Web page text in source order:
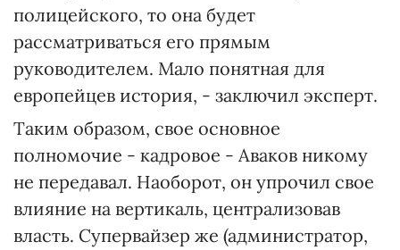
полицейского, то она будет
рассматриваться его прямым
руководителем. Мало понятная для
европейцев история, - заключил эксперт.
Таким образом, свое основное
полномочие - кадровое - Аваков никому
не передавал. Наоборот, он упрочил свое
влияние на вертикаль, централизовав
власть. Супервайзер же (администратор,